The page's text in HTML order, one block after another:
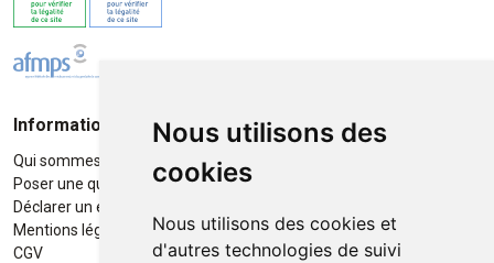
Nous utilisons des
cookies
Nous utilisons des cookies et
d'autres technologies de suivi
Informations
Qui sommes-nous ?
Poser une question
Déclarer un effet indésirable
Mentions légales
CGV
Moyens de paiement